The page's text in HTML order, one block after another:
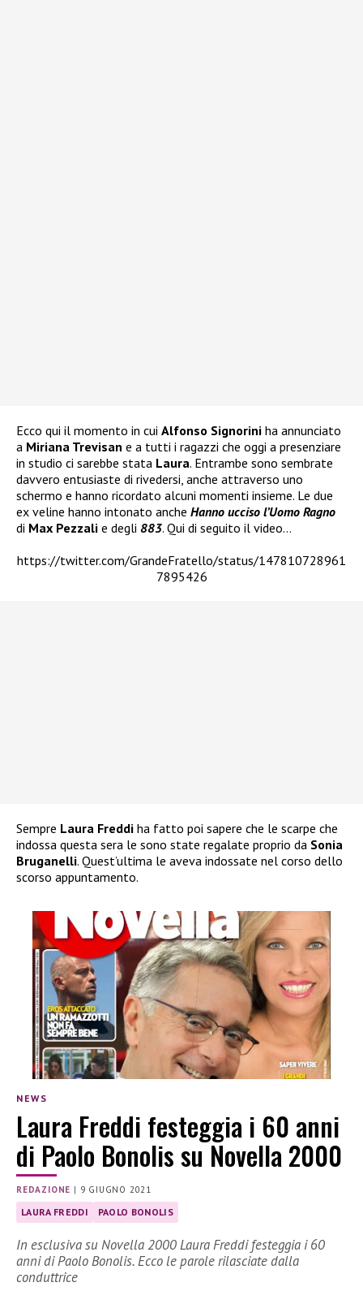
Ecco qui il momento in cui Alfonso Signorini ha annunciato
a Miriana Trevisan e a tutti i ragazzi che oggi a presenziare
in studio ci sarebbe stata Laura. Entrambe sono sembrate
davvero entusiaste di rivedersi, anche attraverso uno
schermo e hanno ricordato alcuni momenti insieme. Le due
ex veline hanno intonato anche Hanno ucciso l’Uomo Ragno
di Max Pezzali e degli 883. Qui di seguito il video…
https://twitter.com/GrandeFratello/status/147810728961
7895426
Sempre Laura Freddi ha fatto poi sapere che le scarpe che
indossa questa sera le sono state regalate proprio da Sonia
Bruganelli. Quest’ultima le aveva indossate nel corso dello
scorso appuntamento.
NEWS
Laura Freddi festeggia i 60 anni
di Paolo Bonolis su Novella 2000
REDAZIONE | 9 GIUGNO 2021
LAURA FREDDI PAOLO BONOLIS
In esclusiva su Novella 2000 Laura Freddi festeggia i 60
anni di Paolo Bonolis. Ecco le parole rilasciate dalla
conduttrice